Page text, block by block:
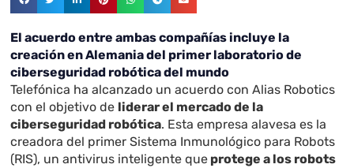
El acuerdo entre ambas compañías incluye la
creación en Alemania del primer laboratorio de
ciberseguridad robótica del mundo
Telefónica ha alcanzado un acuerdo con Alias Robotics
con el objetivo de liderar el mercado de la
ciberseguridad robótica. Esta empresa alavesa es la
creadora del primer Sistema Inmunológico para Robots
(RIS), un antivirus inteligente que protege a los robots